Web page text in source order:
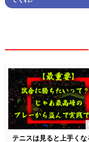
テニスは見ると上手くな